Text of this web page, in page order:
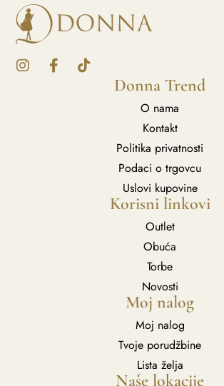
Donna Trend
O nama
Kontakt
Politika privatnosti
Podaci o trgovcu
Uslovi kupovine
Korisni linkovi
Outlet
Obuća
Torbe
Novosti
Moj nalog
Moj nalog
Tvoje porudžbine
Lista želja
Naše lokacije